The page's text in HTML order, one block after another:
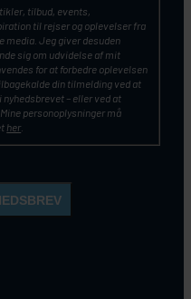
tilbud, events,
til rejser og oplevelser fra
media. Jeg giver desuden
sig om udvidelse af mit
for at forbedre oplevelsen
din tilmelding ved at
nyhedsbrevet – eller ved at
personoplysninger må
her